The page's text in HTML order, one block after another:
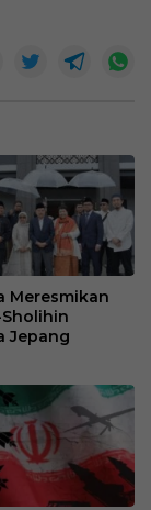
o
Meresmikan
Jepang